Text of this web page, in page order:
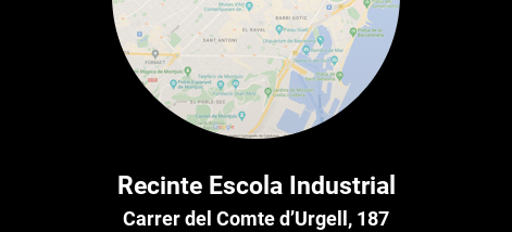
Recinte Escola Industrial
Carrer del Comte d’Urgell, 187